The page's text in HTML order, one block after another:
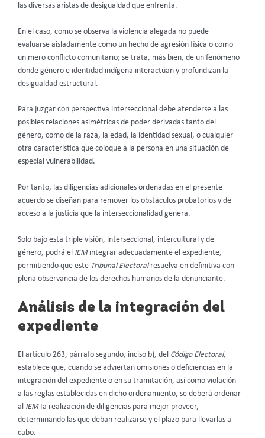
las diversas aristas de desigualdad que enfrenta.
En el caso, como se observa la violencia alegada no puede
evaluarse aisladamente como un hecho de agresión física o como
un mero conflicto comunitario; se trata, más bien, de un fenómeno
donde género e identidad indígena interactúan y profundizan la
desigualdad estructural.
Para juzgar con perspectiva interseccional debe atenderse a las
posibles relaciones asimétricas de poder derivadas tanto del
género, como de la raza, la edad, la identidad sexual, o cualquier
otra característica que coloque a la persona en una situación de
especial vulnerabilidad.
Por tanto, las diligencias adicionales ordenadas en el presente
acuerdo se diseñan para remover los obstáculos probatorios y de
acceso a la justicia que la interseccionalidad genera.
Solo bajo esta triple visión, interseccional, intercultural y de
género, podrá el IEMintegrar adecuadamente el expediente,
permitiendo que este Tribunal Electoralresuelva en definitiva con
plena observancia de los derechos humanos de la denunciante.
Análisis de la integración del
expediente
El artículo 263, párrafo segundo, inciso b), del Código Electoral,
establece que, cuando se adviertan omisiones o deficiencias en la
integración del expediente o en su tramitación, así como violación
a las reglas establecidas en dicho ordenamiento, se deberá ordenar
al IEMIa realización de diligencias para mejor proveer,
determinando las que deban realizarse y el plazo para llevarlas a
cabo.